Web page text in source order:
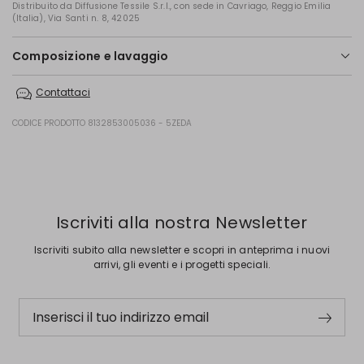
Distribuito da Diffusione Tessile S.r.l., con sede in Cavriago, Reggio Emilia
(Italia), Via Santi n. 8, 42025
Composizione e lavaggio
non asciugare in tamburo; asciugare appeso in ombra; ferro tiepido
Contattaci
CODICE PRODOTTO 8132853005036 - 5ZEDA
Iscriviti alla nostra Newsletter
Iscriviti subito alla newsletter e scopri in anteprima i nuovi
arrivi, gli eventi e i progetti speciali.
Inserisci il tuo indirizzo email